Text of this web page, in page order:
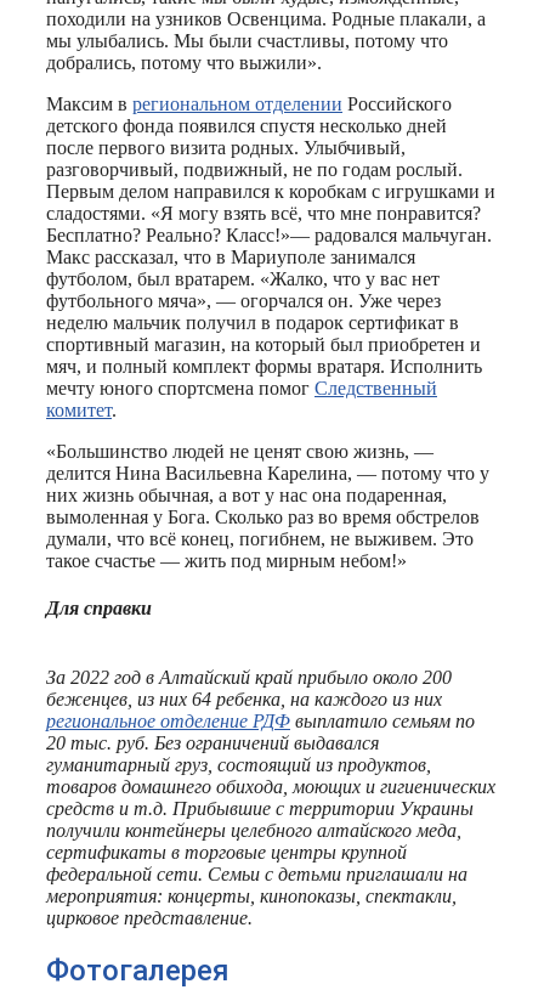
походили на узников Освенцима. Родные плакали, а
мы улыбались. Мы были счастливы, потому что
добрались, потому что выжили».
Максим в региональном отделении Российского
детского фонда появился спустя несколько дней
после первого визита родных. Улыбчивый,
разговорчивый, подвижный, не по годам рослый.
Первым делом направился к коробкам с игрушками и
сладостями. «Я могу взять всё, что мне понравится?
Бесплатно? Реально? Класс!»— радовался мальчуган.
Макс рассказал, что в Мариуполе занимался
футболом, был вратарем. «Жалко, что у вас нет
футбольного мяча», — огорчался он. Уже через
неделю мальчик получил в подарок сертификат в
спортивный магазин, на который был приобретен и
мяч, и полный комплект формы вратаря. Исполнить
мечту юного спортсмена помог Следственный
комитет.
«Большинство людей не ценят свою жизнь, —
делится Нина Васильевна Карелина, — потому что у
них жизнь обычная, а вот у нас она подаренная,
вымоленная у Бога. Сколько раз во время обстрелов
думали, что всё конец, погибнем, не выживем. Это
такое счастье — жить под мирным небом!»
Для справки
За 2022 год в Алтайский край прибыло около 200
беженцев, из них 64 ребенка, на каждого из них
региональное отделение РДФ выплатило семьям по
20 тыс. руб. Без ограничений выдавался
гуманитарный груз, состоящий из продуктов,
товаров домашнего обихода, моющих и гигиенических
средств и т.д. Прибывшие с территории Украины
получили контейнеры целебного алтайского меда,
сертификаты в торговые центры крупной
федеральной сети. Семьи с детьми приглашали на
мероприятия: концерты, кинопоказы, спектакли,
цирковое представление.
Фотогалерея